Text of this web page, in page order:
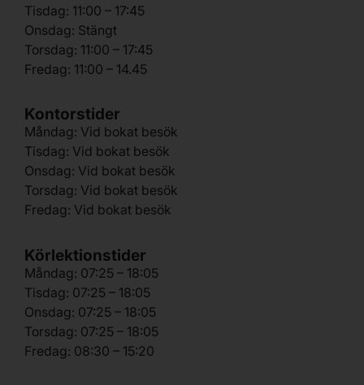
Tisdag: 11:00 – 17:45
Onsdag: Stängt
Torsdag: 11:00 – 17:45
Fredag: 11:00 – 14.45
Kontorstider
Måndag: Vid bokat besök
Tisdag: Vid bokat besök
Onsdag: Vid bokat besök
Torsdag: Vid bokat besök
Fredag: Vid bokat besök
Körlektionstider
Måndag: 07:25 – 18:05
Tisdag: 07:25 – 18:05
Onsdag: 07:25 – 18:05
Torsdag: 07:25 – 18:05
Fredag: 08:30 – 15:20